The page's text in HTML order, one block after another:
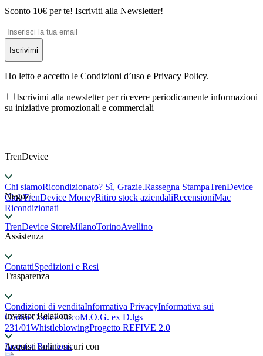
Sconto 10€ per te! Iscriviti alla Newsletter!
Iscrivimi
Ho letto e accetto le Condizioni d’uso e Privacy Policy.
Iscrivimi alla newsletter per ricevere periodicamente informazioni
su iniziative promozionali e commerciali
TrenDevice
Chi siamoRicondizionato? Sì, Grazie.Rassegna StampaTrenDevice
ClubTrenDevice MoneyRitiro stock aziendaliRecensioniMac
Ricondizionati
Negozi
TrenDevice StoreMilanoTorinoAvellino
Assistenza
ContattiSpedizioni e Resi
Trasparenza
Condizioni di venditaInformativa PrivacyInformativa sui
CookieCodice EticoM.O.G. ex D.lgs
231/01WhistleblowingProgetto REFIVE 2.0
Investor Relations
Investor Relations
Acquisti online sicuri con